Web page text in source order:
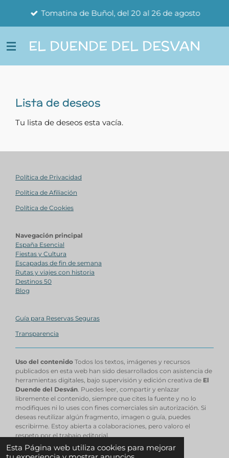
Esta Página web utiliza cookies para mejorar
principal
Tomatina de Buñol, del 20 al 26 de agosto
EL DUENDE DEL DESVAN
Lista de deseos
Tu lista de deseos esta vacía.
Política de Privacidad
Política de Afiliación
Política de Cookies
Navegación principal
España Esencial
Fiestas y Cultura
Escapadas de fin de semana
Rutas y viajes con historia
Destinos 50
Blog
Guía para Reservas Seguras
Transparencia
Uso del contenido Todos los textos, imágenes y recursos
publicados en esta web han sido desarrollados con asistencia de
herramientas digitales, bajo supervisión y edición creativa de El
Duende del Desván. Puedes leer, compartir y enlazar
libremente el contenido, siempre que cites la fuente y no lo
modifiques ni lo uses con fines comerciales sin autorización. Si
deseas reutilizar algún fragmento, imagen o guía, puedes
escribirme. Estoy abierta a colaboraciones, pero valoro el
respeto por el trabajo editorial.
© 2025 - 2026 EL DUENDE DEL DESVAN
Con la tecnología deWebador